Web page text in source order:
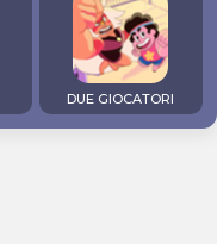
DUE GIOCATORI